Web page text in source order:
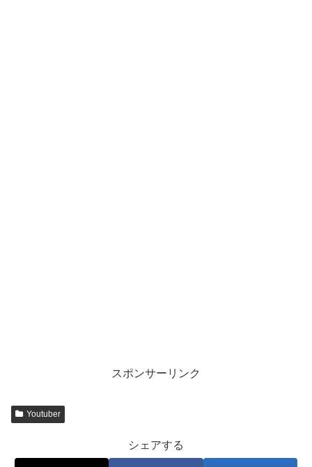
スポンサーリンク
Youtuber
シェアする